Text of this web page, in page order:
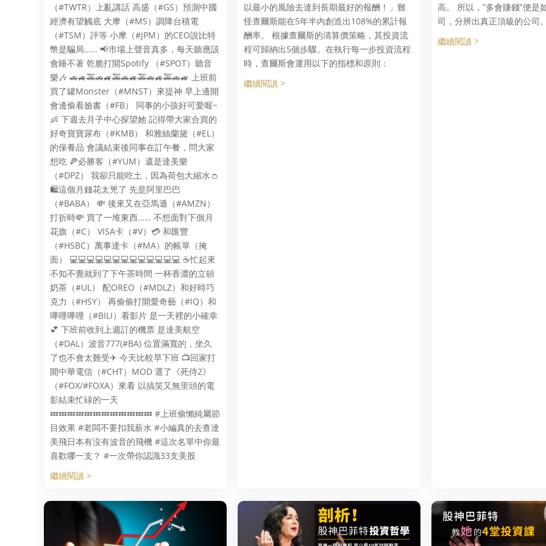
（#TWTR）上亂講話 高盛（#GS）預測中國
經濟有望觸底 大摩（#MS）調降台積電
（#TSM）評等 小摩（#JPM）的CEO說比特
幣是騙局…… 📢市場上聲音真多，每天聽應該
會睡不著 乾脆打開Spotify （#SPOT）聽音
樂🎶 🚗🚙🚕🚗🚙🚕🚗🚙🚕🚗🚙🚕🚗🚙 上班前
買了罐Monster（#MNST）來提神 早上邊開
會邊偷看臉書（#FB） 同事的小孩好可愛喔~
👶 下週去月子中心探望她 記得帶大家合買的
好奇寶寶尿布（#KMB） 和雅絲蘭黛（#EL）
的保養品 會議結束後同事在訂午餐，問大家
想吃 🍕必勝客（#YUM）還是達美樂
（#DPZ） 我卻只能吃土，因為荷包大縮水👛
🛍這個月錢花太兇了 先是阿里巴巴
（#BABA） 💸 後來又在亞馬遜（#AMZN）
打折時💸 買了一堆東西…… 不想面對下個月
花旗（#C） VISA卡（#V）💳 和匯豐
（#HSBC）萬事達卡（#MA）的帳單（掩
面） 💻💻💻💻💻💻💻💻💻💻💻💻💻 ☕忙起來
不知不覺就到了下午茶時間 一杯香濃的立頓
奶茶（#UL） 配OREO（#MDLZ）和好時巧
克力（#HSY） 再偷偷打開愛奇藝（#IQ）和
嗶哩嗶哩（#BILI）看影片 是一天裡的小確幸
💕 下班前收到上週訂的機票 是達美航空
（#DAL）波音777(#BA) 位置滿寬的，坐久
了也不會太難受✈ 今天比較早下班 📺回家打
開中華電信（#CHT）MOD 選了《死侍2》
（#FOX/#FOXA）來看 以搞笑又無里頭的電
影結束忙碌的一天
💤💤💤💤💤💤💤💤💤💤💤💤 #上班偷懶純屬節
目效果 #老闆不要扣我薪水 #小編真的去查達
美飛日本有沒有波音的飛機 #這次名單中你最
喜歡哪一支？ #一次帶你認識33支美股
繼續閱讀 >
以最小的風險去達到長期最好的報酬！」難
怪查爾斯能在5年半內創造出108%的累計報
酬率。 根據查爾斯的清算價策略，其投資流
程可歸納出5個步驟。在執行每一步投資流程
時，查爾斯會運用以下的指標和原則：
繼續閱讀 >
高。 所以，”多會賺錢”便是
司，分辨出真正頂級的公司。
繼續閱讀 >